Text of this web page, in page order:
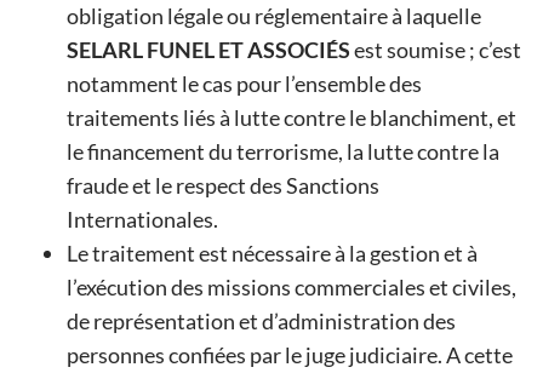
obligation légale ou réglementaire à laquelle
SELARL FUNEL ET ASSOCIÉSest soumise ; c’est
notamment le cas pour l’ensemble des
traitements liés à lutte contre le blanchiment, et
le financement du terrorisme, la lutte contre la
fraude et le respect des Sanctions
Internationales.
Le traitement est nécessaire à la gestion et à
l’exécution des missions commerciales et civiles,
de représentation et d’administration des
personnes confiées par le juge judiciaire. A cette